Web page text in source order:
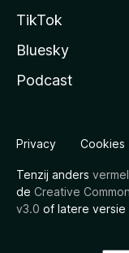
TikTok
Bluesky
Podcast
Privacy Cookies
Tenzij anders
de Creative
v3.0 of latere versie